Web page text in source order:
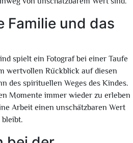
Familie und das
spielt ein Fotograf bei einer Taufe
wertvollen Rückblick auf diesen
des spirituellen Weges des Kindes.
Momente immer wieder zu erleben
Arbeit einen unschätzbaren Wert